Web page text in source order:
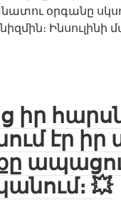
օրգանը
իր
էր իր
💥